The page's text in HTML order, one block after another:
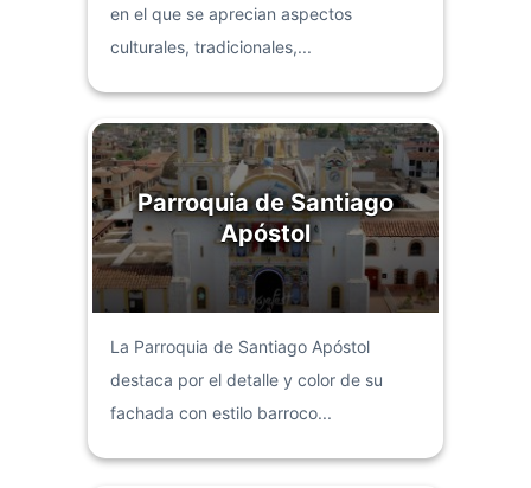
en el que se aprecian aspectos
culturales, tradicionales,...
Parroquia de Santiago
Apóstol
La Parroquia de Santiago Apóstol
destaca por el detalle y color de su
fachada con estilo barroco...